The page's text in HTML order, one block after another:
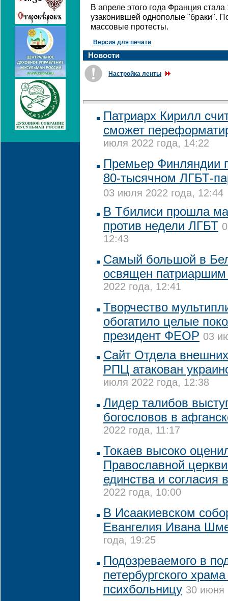
В апреле этого года Франция
узаконившей однополые "браки".
массовые протесты.
Версия для печати
Новости
Настройка ленты
Патриарх Кирилл
сможет
июля 2022 года, 14:22
Премьер Финляндии
80-тысячном ЛГБТ-
03 июля 2022 года, 12:44
В Тбилиси прошла
против недели ЛГБТ
12:43
Самый большой в
освящен патриаршим
2022 года, 12:41
Творчество
обогатило целые
президент ФЕОР 03
Сайт Отдела
РПЦ атакован
июля 2022 года, 12:38
Лидер талибов
богословов в
2022 года, 11:17
Токаев высоко
Православной
единства и согласия
2022 года, 10:00
В Исаакиевском
Евангелия Ивана
года, 19:25
Подозреваемого в
петербургского
психбольницу 30 июня